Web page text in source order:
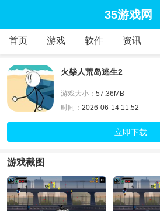
35游戏网
首页 游戏 软件 资讯
火柴人荒岛逃生2
游戏大小： 57.36MB
时间： 2026-06-14 11:52
立即下载
游戏截图